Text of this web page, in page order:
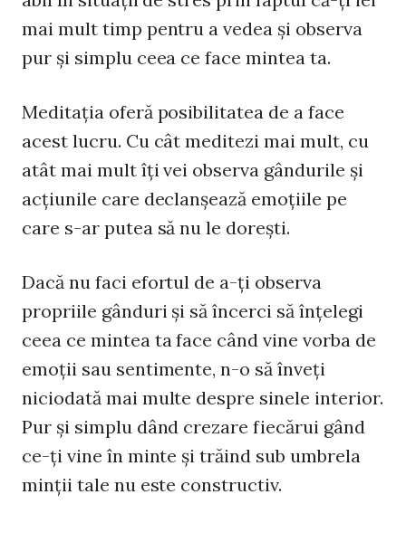
mai mult timp pentru a vedea şi observa
pur şi simplu ceea ce face mintea ta.
Meditaţia oferă posibilitatea de a face
acest lucru. Cu cât meditezi mai mult, cu
atât mai mult îţi vei observa gândurile şi
acţiunile care declanşează emoţiile pe
care s-ar putea să nu le doreşti.
Dacă nu faci efortul de a-ţi observa
propriile gânduri şi să încerci să înţelegi
ceea ce mintea ta face când vine vorba de
emoţii sau sentimente, n-o să înveţi
niciodată mai multe despre sinele interior.
Pur şi simplu dând crezare fiecărui gând
ce-ţi vine în minte şi trăind sub umbrela
minţii tale nu este constructiv.